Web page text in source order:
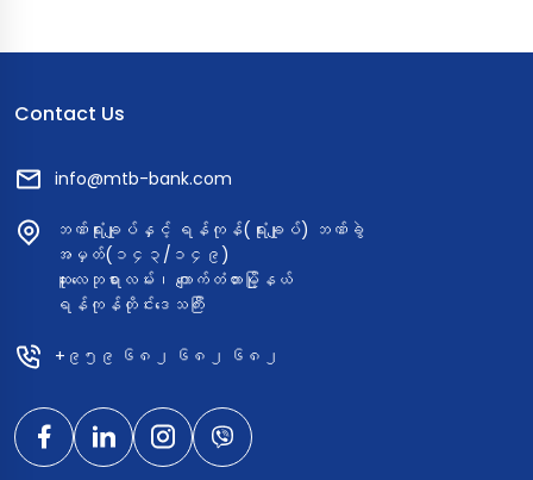
Contact Us
info@mtb-bank.com
ဘဏ်ရုံးချုပ်နှင့် ရန်ကုန်(ရုံးချုပ်) ဘဏ်ခွဲ
အမှတ်(၁၄၃/၁၄၉)
ဆူးလေဘုရားလမ်း၊ ကျောက်တံတားမြို့နယ်
ရန်ကုန်တိုင်းဒေသကြီး
+၉၅၉ ၆၈၂ ၆၈၂ ၆၈၂